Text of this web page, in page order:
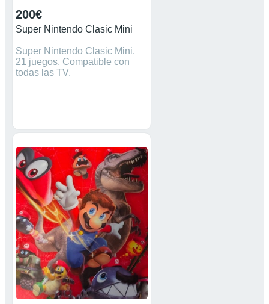
200€
Super Nintendo Clasic Mini
Super Nintendo Clasic Mini.
21 juegos. Compatible con
todas las TV.